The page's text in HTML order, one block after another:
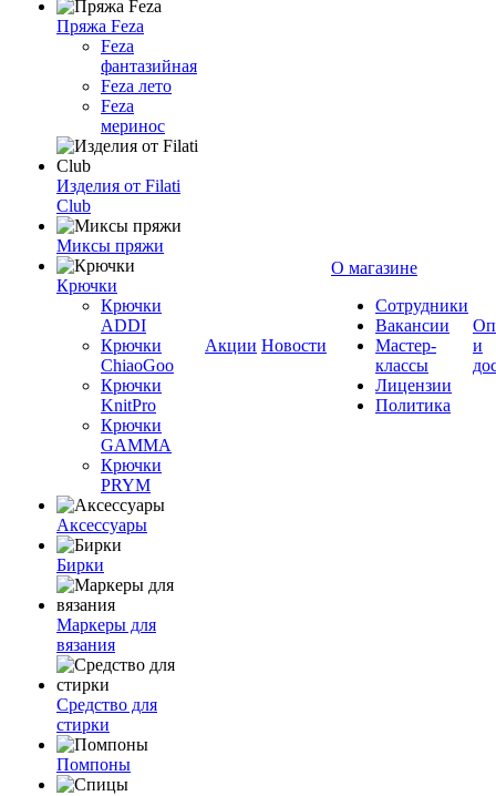
Пряжа Feza
Feza
фантазийная
Feza лето
Feza
меринос
Изделия от Filati
Club
Миксы пряжи
Крючки
Крючки
ADDI
Крючки
ChiaoGoo
Крючки
KnitPro
Крючки
GAMMA
Крючки
PRYM
Аксессуары
Бирки
Маркеры для
вязания
Средство для
стирки
Помпоны
Акции Новости
О магазине
Сотрудники
Вакансии
Мастер-
классы
Лицензии
Политика
и